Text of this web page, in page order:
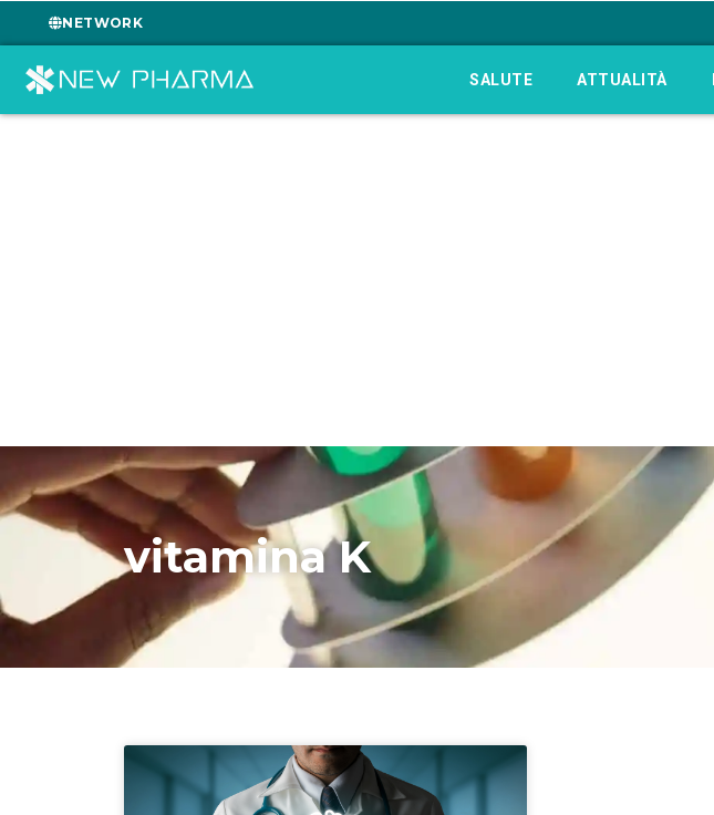
NETWORK
SALUTE ATTUALITÀ
vitamina K